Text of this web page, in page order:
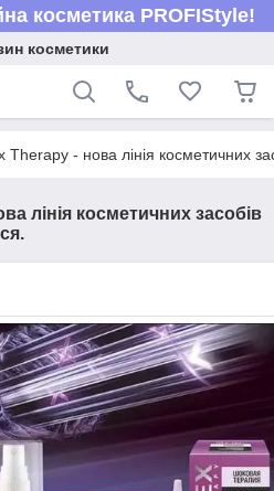
косметика PROFIStyle!
косметики
Therapy - нова лінія косметичних
лінія косметичних засобів